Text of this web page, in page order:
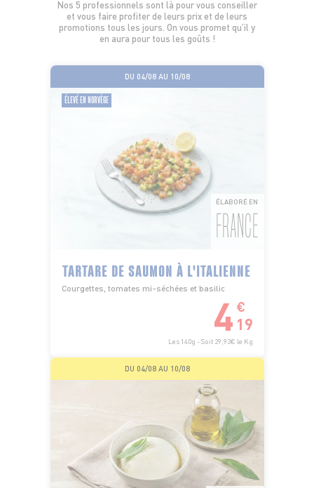
Nos 5 professionnels sont là pour vous conseiller
et vous faire profiter de leurs prix et de leurs
promotions tous les jours. On vous promet qu’il y
en aura pour tous les goûts !
DU 04/08 AU 10/08
ÉLEVÉ EN NORVÈGE
ÉLABORÉ EN
FRANCE
TARTARE DE SAUMON À L'ITALIENNE
Courgettes, tomates mi-séchées et basilic
4 €
19
Les 140g - Soit 29,93€ le Kg
DU 04/08 AU 10/08